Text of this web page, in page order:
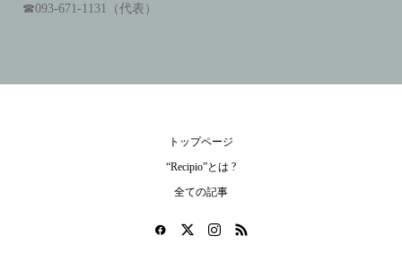
☎093‐671‐1131（代表）
トップページ
“Recipio”とは ?
全ての記事